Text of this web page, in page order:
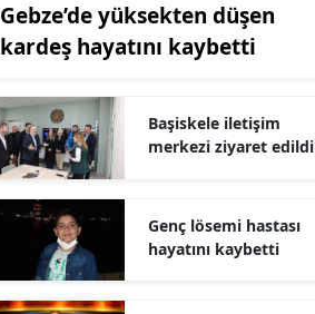
Denizli
Diyarbakır
Elazığ
Erzurum
Gebze’de yüksekten düşen
kardeş hayatını kaybetti
Başiskele iletişim
merkezi ziyaret edildi
Genç lösemi hastası
hayatını kaybetti